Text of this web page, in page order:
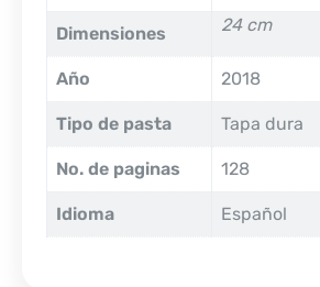
Dimensiones 24 cm
Año 2018
Tipo de pasta Tapa dura
No. de paginas 128
Idioma Español